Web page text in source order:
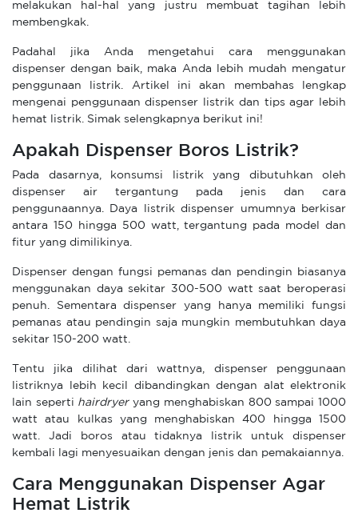
melakukan hal-hal yang justru membuat tagihan lebih
membengkak.
Padahal jika Anda mengetahui cara menggunakan
dispenser dengan baik, maka Anda lebih mudah mengatur
penggunaan listrik. Artikel ini akan membahas lengkap
mengenai penggunaan dispenser listrik dan tips agar lebih
hemat listrik. Simak selengkapnya berikut ini!
Apakah Dispenser Boros Listrik?
Pada dasarnya, konsumsi listrik yang dibutuhkan oleh
dispenser air tergantung pada jenis dan cara
penggunaannya. Daya listrik dispenser umumnya berkisar
antara 150 hingga 500 watt, tergantung pada model dan
fitur yang dimilikinya.
Dispenser dengan fungsi pemanas dan pendingin biasanya
menggunakan daya sekitar 300-500 watt saat beroperasi
penuh. Sementara dispenser yang hanya memiliki fungsi
pemanas atau pendingin saja mungkin membutuhkan daya
sekitar 150-200 watt.
Tentu jika dilihat dari wattnya, dispenser penggunaan
listriknya lebih kecil dibandingkan dengan alat elektronik
lain seperti hairdryeryang menghabiskan 800 sampai 1000
watt atau kulkas yang menghabiskan 400 hingga 1500
watt. Jadi boros atau tidaknya listrik untuk dispenser
kembali lagi menyesuaikan dengan jenis dan pemakaiannya.
Cara Menggunakan Dispenser Agar
Hemat Listrik